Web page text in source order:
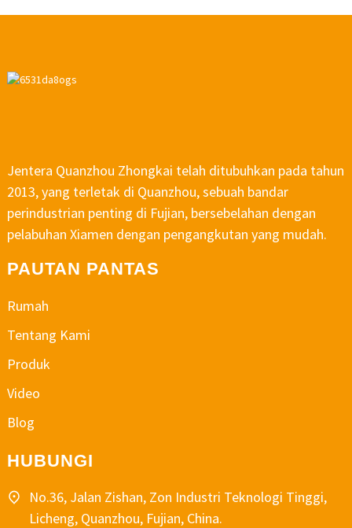
Jentera Quanzhou Zhongkai telah ditubuhkan pada tahun
2013, yang terletak di Quanzhou, sebuah bandar
perindustrian penting di Fujian, bersebelahan dengan
pelabuhan Xiamen dengan pengangkutan yang mudah.
PAUTAN PANTAS
Rumah
Tentang Kami
Produk
Video
Blog
HUBUNGI
No.36, Jalan Zishan, Zon Industri Teknologi Tinggi,
Licheng, Quanzhou, Fujian, China.